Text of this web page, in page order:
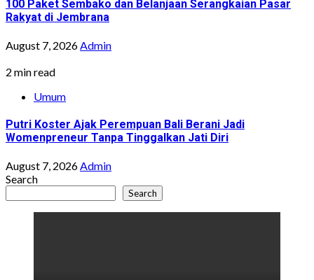
100 Paket Sembako dan Belanjaan Serangkaian Pasar
Rakyat di Jembrana
August 7, 2026Admin
2 min read
Umum
Putri Koster Ajak Perempuan Bali Berani Jadi
Womenpreneur Tanpa Tinggalkan Jati Diri
August 7, 2026Admin
Search
Search